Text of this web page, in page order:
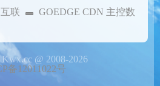
新
联
GOEDGE CDN 主控数
@ 2008-2026
备12011022号